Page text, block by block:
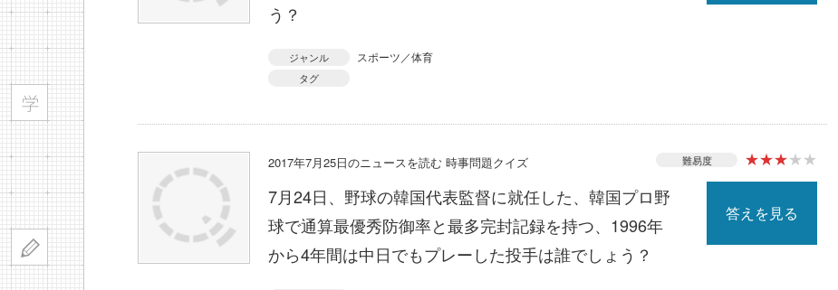
う？
ジャンル スポーツ／体育
タグ
2017年7月25日のニュースを読む 時事問題クイズ 難易度 ★★★★★
7月24日、野球の韓国代表監督に就任した、韓国プロ野
球で通算最優秀防御率と最多完封記録を持つ、1996年
から4年間は中日でもプレーした投手は誰でしょう？
答えを見る